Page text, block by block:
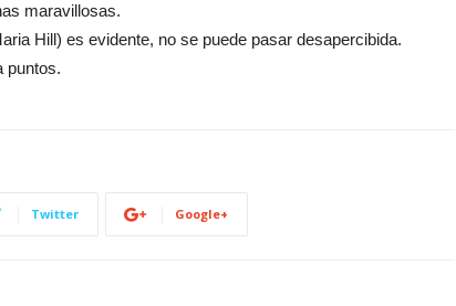
maravillosas.
Hill) es evidente, no se puede pasar desapercibida.
puntos.
Twitter Google+